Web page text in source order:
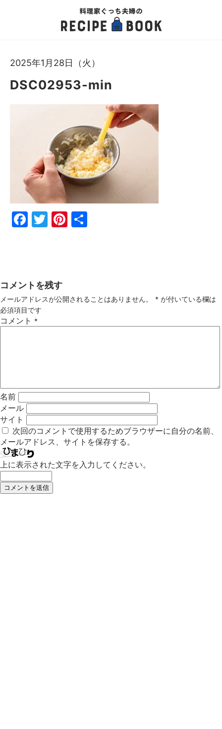
2025年1月28日（火）
DSC02953-min
Fac
Twi
Pin
コメントを残す
メールアドレスが公開されることはありません。 * が付いている欄は
必須項目です
コメント *
名前
メール
サイト
次回のコメントで使用するためブラウザーに自分の名前、
メールアドレス、サイトを保存する。
上に表示された文字を入力してください。